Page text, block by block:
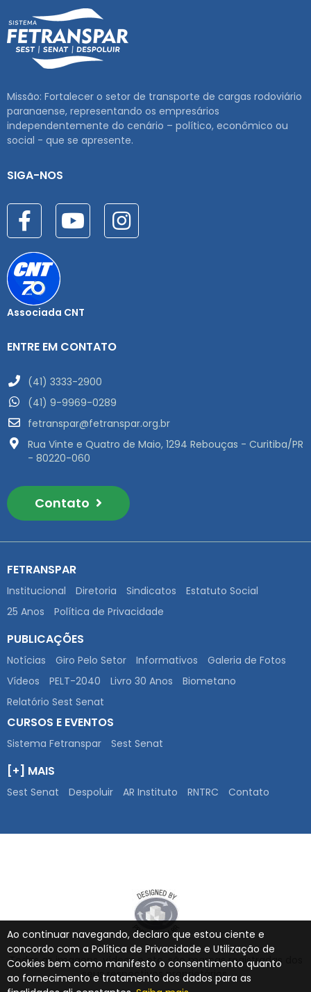
Missão: Fortalecer o setor de transporte de cargas rodoviário
paranaense, representando os empresários
independentemente do cenário – político, econômico ou
social - que se apresente.
SIGA-NOS
Associada CNT
ENTRE EM CONTATO
(41) 3333-2900
(41) 9-9969-0289
fetranspar@fetranspar.org.br
Rua Vinte e Quatro de Maio, 1294 Rebouças - Curitiba/PR
- 80220-060
Contato
FETRANSPAR
Institucional Diretoria Sindicatos
Estatuto Social
25 Anos
Política de Privacidade
PUBLICAÇÕES
Notícias Giro Pelo Setor Informativos
Galeria de Fotos
Vídeos
PELT-2040 Livro 30 Anos
Biometano
Relatório Sest Senat
CURSOS E EVENTOS
Sistema Fetranspar Sest Senat
[+] MAIS
Sest Senat Despoluir AR Instituto RNTRC Contato
Todas as imagens, vídeos e etc. são marcas registradas dos
seus respectivos proprietários.
Ao continuar navegando, declaro que estou ciente e
concordo com a Política de Privacidade e Utilização de
Cookies bem como manifesto o consentimento quanto
ao fornecimento e tratamento dos dados para as